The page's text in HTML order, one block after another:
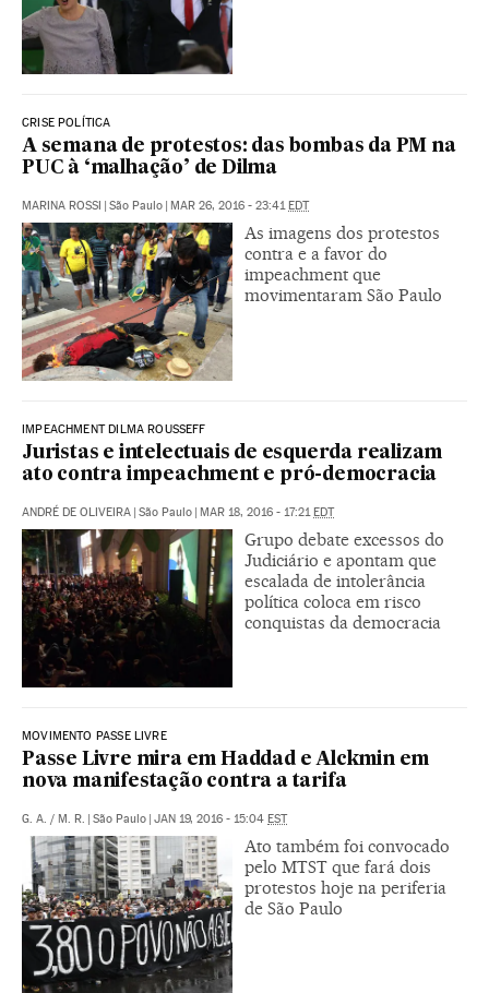
CRISE POLÍTICA
A semana de protestos: das bombas da PM na
PUC à ‘malhação’ de Dilma
MARINA ROSSI | São Paulo | MAR 26, 2016 - 23:41EDT
As imagens dos protestos
contra e a favor do
impeachment que
movimentaram São Paulo
IMPEACHMENT DILMA ROUSSEFF
Juristas e intelectuais de esquerda realizam
ato contra impeachment e pró-democracia
ANDRÉ DE OLIVEIRA | São Paulo | MAR 18, 2016 - 17:21EDT
Grupo debate excessos do
Judiciário e apontam que
escalada de intolerância
política coloca em risco
conquistas da democracia
MOVIMENTO PASSE LIVRE
Passe Livre mira em Haddad e Alckmin em
nova manifestação contra a tarifa
G. A. / M. R. | São Paulo | JAN 19, 2016 - 15:04 EST
Ato também foi convocado
pelo MTST que fará dois
protestos hoje na periferia
de São Paulo